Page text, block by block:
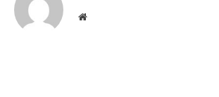
Website